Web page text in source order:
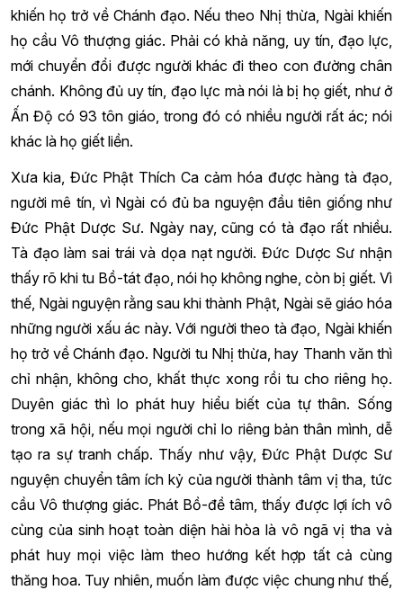
khiến họ trở về Chánh đạo. Nếu theo Nhị thừa, Ngài khiến
họ cầu Vô thượng giác. Phải có khả năng, uy tín, đạo lực,
mới chuyển đổi được người khác đi theo con đường chân
chánh. Không đủ uy tín, đạo lực mà nói là bị họ giết, như ở
Ấn Độ có 93 tôn giáo, trong đó có nhiều người rất ác; nói
khác là họ giết liền.
Xưa kia, Đức Phật Thích Ca cảm hóa được hàng tà đạo,
người mê tín, vì Ngài có đủ ba nguyện đầu tiên giống như
Đức Phật Dược Sư. Ngày nay, cũng có tà đạo rất nhiều.
Tà đạo làm sai trái và dọa nạt người. Đức Dược Sư nhận
thấy rõ khi tu Bồ-tát đạo, nói họ không nghe, còn bị giết. Vì
thế, Ngài nguyện rằng sau khi thành Phật, Ngài sẽ giáo hóa
những người xấu ác này. Với người theo tà đạo, Ngài khiến
họ trở về Chánh đạo. Người tu Nhị thừa, hay Thanh văn thì
chỉ nhận, không cho, khất thực xong rồi tu cho riêng họ.
Duyên giác thì lo phát huy hiểu biết của tự thân. Sống
trong xã hội, nếu mọi người chỉ lo riêng bản thân mình, dễ
tạo ra sự tranh chấp. Thấy như vậy, Đức Phật Dược Sư
nguyện chuyển tâm ích kỷ của người thành tâm vị tha, tức
cầu Vô thượng giác. Phát Bồ-đề tâm, thấy được lợi ích vô
cùng của sinh hoạt toàn diện hài hòa là vô ngã vị tha và
phát huy mọi việc làm theo hướng kết hợp tất cả cùng
thăng hoa. Tuy nhiên, muốn làm được việc chung như thế,